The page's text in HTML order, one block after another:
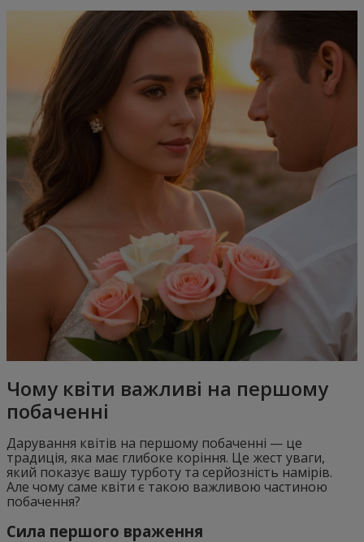
Чому квіти важливі на першому
побаченні
Дарування квітів на першому побаченні — це
традиція, яка має глибоке коріння. Це жест уваги,
який показує вашу турботу та серйозність намірів.
Але чому саме квіти є такою важливою частиною
побачення?
Сила першого враження